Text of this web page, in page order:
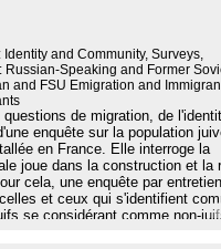
sur l’enseignant que la
et savoir social véhiculé par les
difficultés rencontrées. Les
rance dans cet enseignement
de classe, qu’ils investis-sent
pôle pédagogique de la fonction
ce savoir social avec
lais-ser dire amènent ces
d’un savoir historique, précis
ou normative (Legardez,
une vigilance quant à la
y compris de celle de
par les professeurs. Ainsi ces
and Community, Surveys,
Speaking and Former
and FSU Emigration and
de migration, de
enquête sur la population
en France. Elle interroge la
joue dans la construction et la
cela, une enquête par
et ceux qui s'identifient
se considérant comme non-